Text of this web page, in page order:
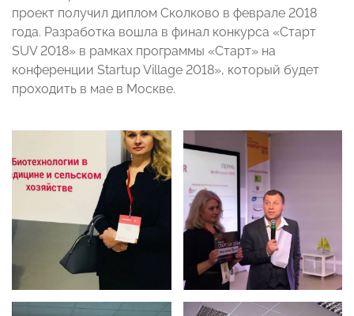
проект получил диплом Сколково в феврале 2018
года. Разработка вошла в финал конкурса «Старт
SUV 2018» в рамках программы «Старт» на
конференции Startup Village 2018», который будет
проходить в мае в Москве.